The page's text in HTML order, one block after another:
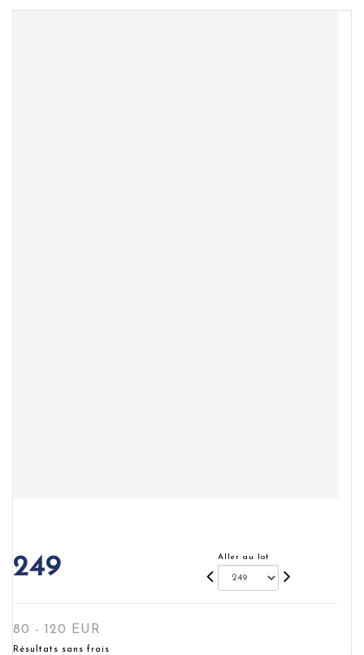
249 Aller au lot
80 - 120 EUR
Résultats sans frais